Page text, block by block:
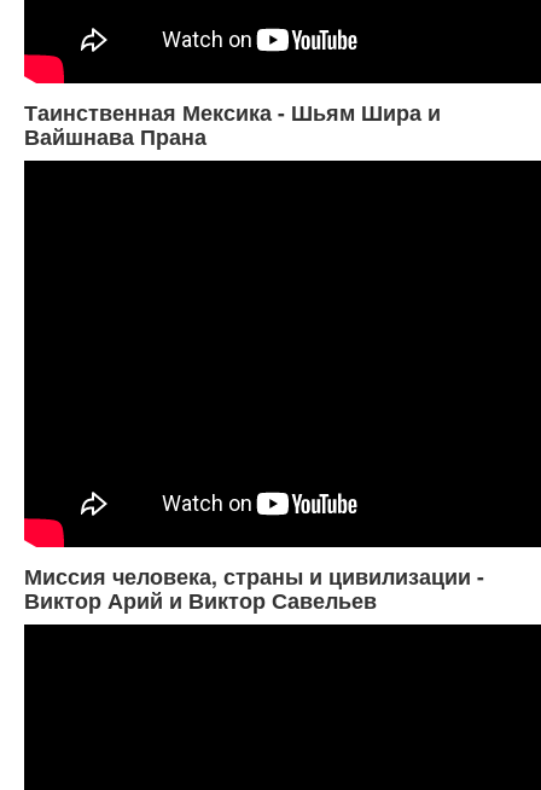
Таинственная Мексика - Шьям Шира и
Вайшнава Прана
Миссия человека, страны и цивилизации -
Виктор Арий и Виктор Савельев